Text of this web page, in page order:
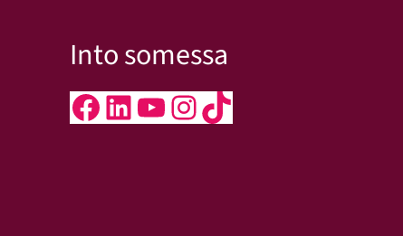
Into somessa
Facebook LinkedIn YouTube InstagramTikTok